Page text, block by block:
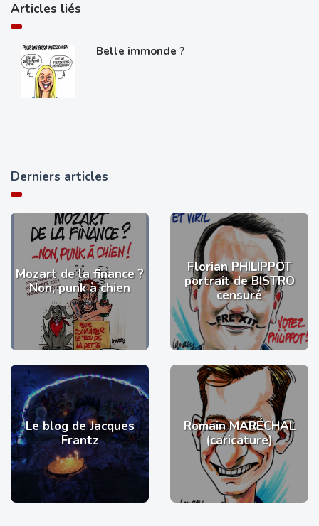
Articles liés
Belle immonde ?
Derniers articles
Mozart de la finance ?
Non, punk à chien
Florian PHILIPPOT
portrait de BISTRO
censuré
Le blog de Jacques
Frantz
Romain MARÉCHAL
(caricature)